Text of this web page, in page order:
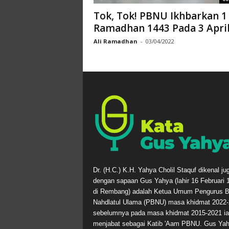
Tok, Tok! PBNU Ikhbarkan 1
Ramadhan 1443 Pada 3 April
Ali Ramadhan - 03/04/2022
Dr. (H.C.) K.H. Yahya Cholil Staquf dikenal
dengan sapaan Gus Yahya (lahir 16 Februari
di Rembang) adalah Ketua Umum Pengurus
Nahdlatul Ulama (PBNU) masa khidmat 2022-
sebelumnya pada masa khidmat 2015-2021 ia
menjabat sebagai Katib 'Aam PBNU. Gus